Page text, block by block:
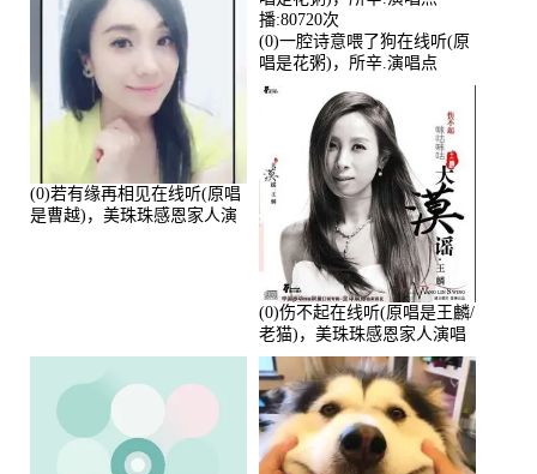
(0)若有缘再相见在线听(原唱
是曹越)，美珠珠感恩家人演
(0)一腔诗意喂了狗在线听(原
唱是花粥)，所辛.演唱点
播:80720次
(0)伤不起在线听(原唱是王麟/
老猫)，美珠珠感恩家人演唱
点播:80218次